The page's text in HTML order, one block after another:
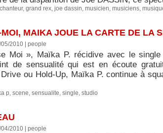
chanteur, grand rex, joe dassin, musicien, musiciens,
MAIKA JOUE LA CARTE DE LA
2010 people
Moi », Maïka P. récidive avec le
de sensualité qui est en écoute
ou Hold-Up, Maïka P. continue à
p, scene, sensualite, single, studio
2010 people